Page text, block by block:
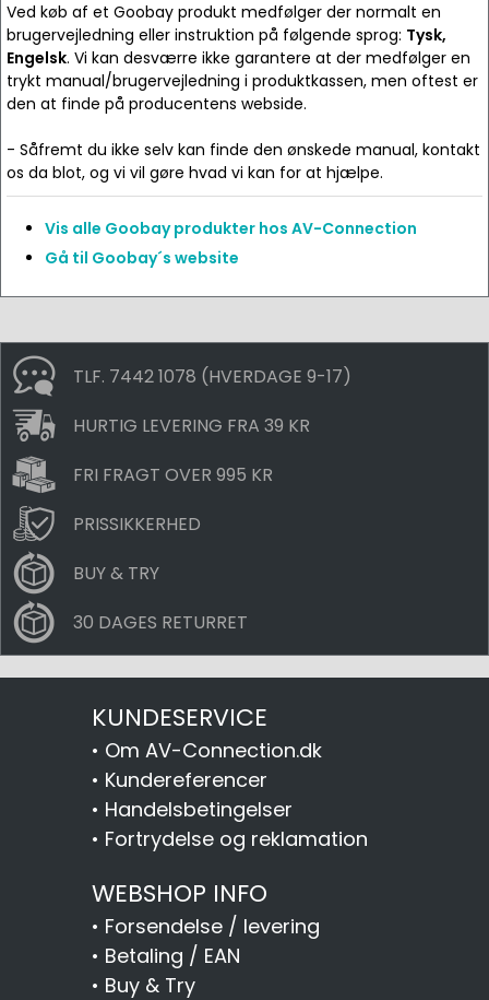
Ved køb af et Goobay produkt medfølger der normalt en
brugervejledning eller instruktion på følgende sprog: Tysk,
Engelsk. Vi kan desværre ikke garantere at der medfølger en
trykt manual/brugervejledning i produktkassen, men oftest er
den at finde på producentens webside.
- Såfremt du ikke selv kan finde den ønskede manual, kontakt
os da blot, og vi vil gøre hvad vi kan for at hjælpe.
Vis alle Goobay produkter hos AV-Connection
Gå til Goobay´s website
TLF. 7442 1078 (HVERDAGE 9-17)
HURTIG LEVERING FRA 39 KR
FRI FRAGT OVER 995 KR
PRISSIKKERHED
BUY & TRY
30 DAGES RETURRET
KUNDESERVICE
• Om AV-Connection.dk
• Kundereferencer
• Handelsbetingelser
• Fortrydelse og reklamation
WEBSHOP INFO
• Forsendelse / levering
• Betaling / EAN
• Buy & Try